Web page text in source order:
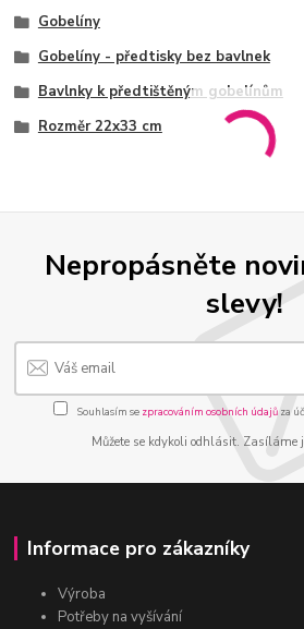
Gobelíny
Gobelíny - předtisky bez bavlnek
Bavlnky k předtištěným gobelínům
Rozměr 22x33 cm
Nepropásněte
slevy!
Souhlasím se zpracováním osobních údajůza
Můžete se kdykoli odhlásit. Zasíláme
Informace pro zákazníky
Výroba
Potřeby na vyšívání